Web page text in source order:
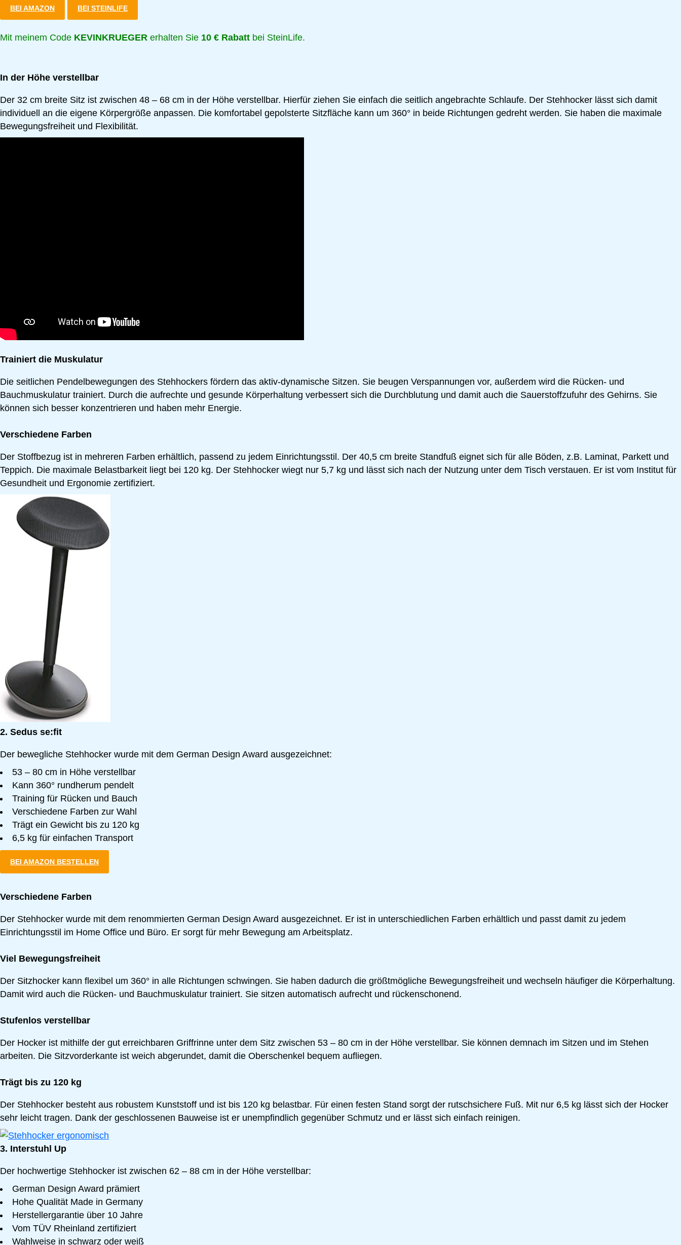
BEI AMAZON BEI STEINLIFE
Mit meinem Code KEVINKRUEGER erhalten Sie 10 € Rabatt bei SteinLife.
In der Höhe verstellbar
Der 32 cm breite Sitz ist zwischen 48 – 68 cm in der Höhe verstellbar. Hierfür ziehen Sie einfach die seitlich angebrachte Schlaufe. Der Stehhocker lässt sich damit
individuell an die eigene Körpergröße anpassen. Die komfortabel gepolsterte Sitzfläche kann um 360° in beide Richtungen gedreht werden. Sie haben die maximale
Bewegungsfreiheit und Flexibilität.
Trainiert die Muskulatur
Die seitlichen Pendelbewegungen des Stehhockers fördern das aktiv-dynamische Sitzen. Sie beugen Verspannungen vor, außerdem wird die Rücken- und
Bauchmuskulatur trainiert. Durch die aufrechte und gesunde Körperhaltung verbessert sich die Durchblutung und damit auch die Sauerstoffzufuhr des Gehirns. Sie
können sich besser konzentrieren und haben mehr Energie.
Verschiedene Farben
Der Stoffbezug ist in mehreren Farben erhältlich, passend zu jedem Einrichtungsstil. Der 40,5 cm breite Standfuß eignet sich für alle Böden, z.B. Laminat, Parkett und
Teppich. Die maximale Belastbarkeit liegt bei 120 kg. Der Stehhocker wiegt nur 5,7 kg und lässt sich nach der Nutzung unter dem Tisch verstauen. Er ist vom Institut für
Gesundheit und Ergonomie zertifiziert.
2. Sedus se:fit
Der bewegliche Stehhocker wurde mit dem German Design Award ausgezeichnet:
53 – 80 cm in Höhe verstellbar
Kann 360° rundherum pendelt
Training für Rücken und Bauch
Verschiedene Farben zur Wahl
Trägt ein Gewicht bis zu 120 kg
6,5 kg für einfachen Transport
BEI AMAZON BESTELLEN
Verschiedene Farben
Der Stehhocker wurde mit dem renommierten German Design Award ausgezeichnet. Er ist in unterschiedlichen Farben erhältlich und passt damit zu jedem
Einrichtungsstil im Home Office und Büro. Er sorgt für mehr Bewegung am Arbeitsplatz.
Viel Bewegungsfreiheit
Der Sitzhocker kann flexibel um 360° in alle Richtungen schwingen. Sie haben dadurch die größtmögliche Bewegungsfreiheit und wechseln häufiger die Körperhaltung.
Damit wird auch die Rücken- und Bauchmuskulatur trainiert. Sie sitzen automatisch aufrecht und rückenschonend.
Stufenlos verstellbar
Der Hocker ist mithilfe der gut erreichbaren Griffrinne unter dem Sitz zwischen 53 – 80 cm in der Höhe verstellbar. Sie können demnach im Sitzen und im Stehen
arbeiten. Die Sitzvorderkante ist weich abgerundet, damit die Oberschenkel bequem aufliegen.
Trägt bis zu 120 kg
Der Stehhocker besteht aus robustem Kunststoff und ist bis 120 kg belastbar. Für einen festen Stand sorgt der rutschsichere Fuß. Mit nur 6,5 kg lässt sich der Hocker
sehr leicht tragen. Dank der geschlossenen Bauweise ist er unempfindlich gegenüber Schmutz und er lässt sich einfach reinigen.
3. Interstuhl Up
Der hochwertige Stehhocker ist zwischen 62 – 88 cm in der Höhe verstellbar:
German Design Award prämiert
Hohe Qualität Made in Germany
Herstellergarantie über 10 Jahre
Vom TÜV Rheinland zertifiziert
Wahlweise in schwarz oder weiß